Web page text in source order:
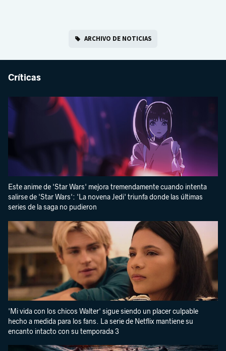
ARCHIVO DE NOTICIAS
Críticas
Este anime de 'Star Wars' mejora tremendamente cuando intenta
salirse de 'Star Wars': 'La novena Jedi' triunfa donde las últimas
series de la saga no pudieron
'Mi vida con los chicos Walter' sigue siendo un placer culpable
hecho a medida para los fans. La serie de Netflix mantiene su
encanto intacto con su temporada 3